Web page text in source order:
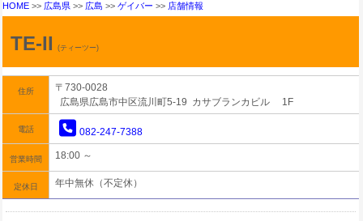
HOME >> 広島県 >> 広島 >> ゲイバー >> 店舗情報
TE-II (ティーツー)
住所
〒730-0028
広島県広島市中区流川町5-19 カサブランカビル 1F
電話 082-247-7388
営業時間 18:00 ～
定休日 年中無休（不定休）